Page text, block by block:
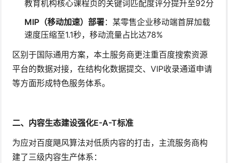
教育机构核心课程页的关键词匹配度评分提升至92分
MIP（移动加速）部署：某零售企业移动端首屏加载
速度压缩至1.1秒，移动流量占比达78%
区别于国际通用方案，本土服务商更注重百度搜索资源
平台的数据对接，在结构化数据提交、VIP收录通道申请
等方面形成特色服务体系。
二、内容生态建设强化E-A-T标准
为应对百度飓风算法对低质内容的打击，主流服务商构
建了三级内容生产体系：